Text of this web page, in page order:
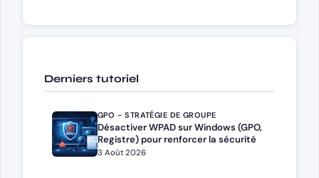
Derniers tutoriel
GPO - STRATÉGIE DE GROUPE
Désactiver WPAD sur Windows (GPO,
Registre) pour renforcer la sécurité
3 Août 2026